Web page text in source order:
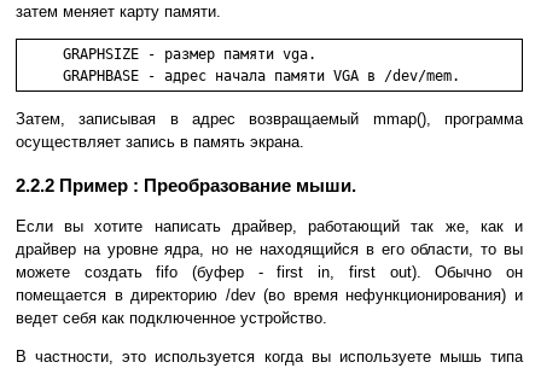
затем меняет карту памяти.
     GRAPHSIZE - размер памяти vga.
     GRAPHBASE - адрес начала памяти VGA в /dev/mem.
Затем, записывая в адрес возвращаемый mmap(), программа
осуществляет запись в память экрана.
2.2.2 Пример : Преобразование мыши.
Если вы хотите написать драйвер, работающий так же, как и
драйвер на уровне ядра, но не находящийся в его области, то вы
можете создать fifo (буфер - first in, first out). Обычно он
помещается в директорию /dev (во время нефункционирования) и
ведет себя как подключенное устройство.
В частности, это используется когда вы используете мышь типа